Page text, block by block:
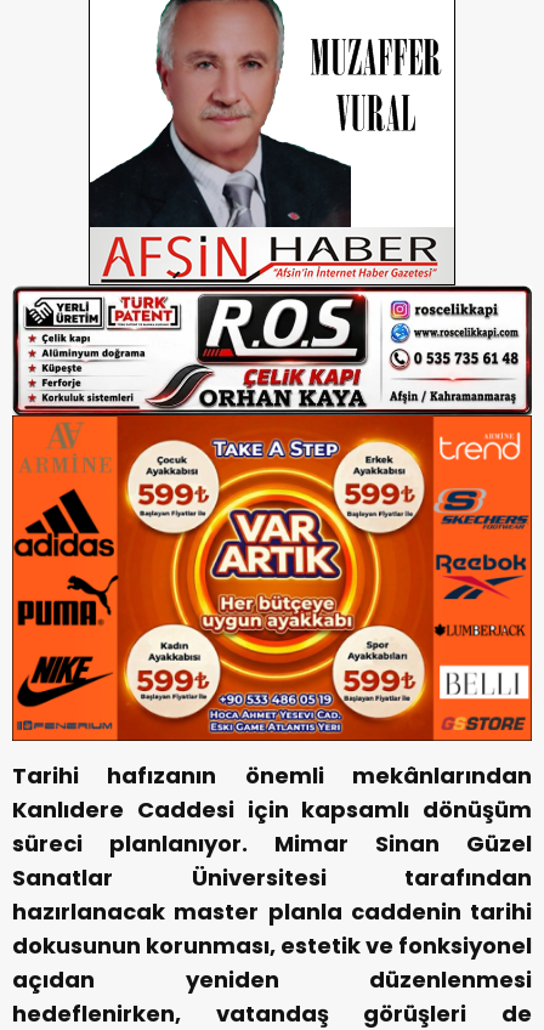
Tarihi hafızanın önemli mekânlarından
Kanlıdere Caddesi için kapsamlı dönüşüm
süreci planlanıyor. Mimar Sinan Güzel
Sanatlar Üniversitesi tarafından
hazırlanacak master planla caddenin tarihi
dokusunun korunması, estetik ve fonksiyonel
açıdan yeniden düzenlenmesi
hedeflenirken, vatandaş görüşleri de